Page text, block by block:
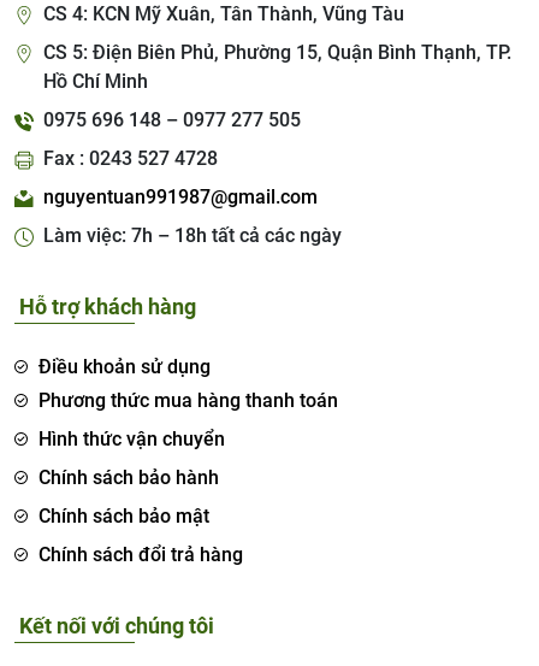
CS 4: KCN Mỹ Xuân, Tân Thành, Vũng Tàu
CS 5: Điện Biên Phủ, Phường 15, Quận Bình Thạnh, TP.
Hồ Chí Minh
0975 696 148 – 0977 277 505
Fax : 0243 527 4728
nguyentuan991987@gmail.com
Làm việc: 7h – 18h tất cả các ngày
Hỗ trợ khách hàng
Điều khoản sử dụng
Phương thức mua hàng thanh toán
Hình thức vận chuyển
Chính sách bảo hành
Chính sách bảo mật
Chính sách đổi trả hàng
Kết nối với chúng tôi